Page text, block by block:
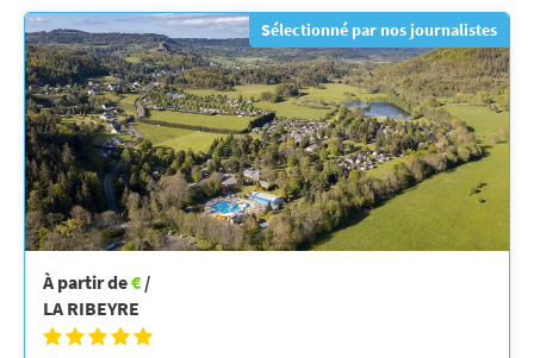
Sélectionné par nos journalistes
À partir de€ /
LA RIBEYRE